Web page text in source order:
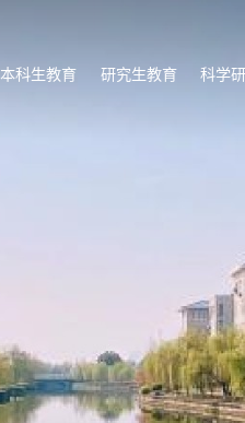
本科生教育 研究生教育 科学